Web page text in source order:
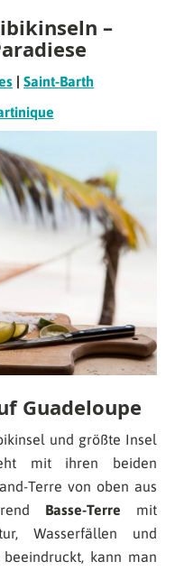
–
| Saint-Barth
Guadeloupe
und größte Insel
mit ihren beiden
Terre von oben aus
Basse-Terre mit
Wasserfällen und
kann man